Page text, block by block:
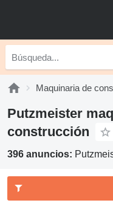
Maquinaria de
Putzmeister
construcción
396 anuncios: